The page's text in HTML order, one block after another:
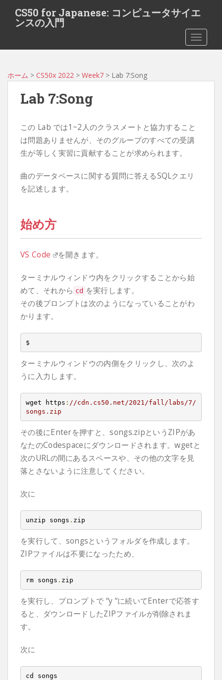
t
CS50 for Japanese: コンピュータサイエ
ンスの入門
ホーム > CS50x 2022 > Week7 > Lab 7:Song
Lab 7:Song
この Lab では1~2人のクラスメートと協力すること
は問題ありませんが、そのグループのすべての受講
生が等しく実習に貢献することが求められます。
曲のデータベースに関する質問に答えるSQLクエリ
を記述します。
始め方
VS Code を開きます。
ターミナルウィンドウ内をクリックすることから始
めて、それから cd を実行します。
その後プロンプトは次のようになっていることがわ
かります。
$
ターミナルウィンドウの内側をクリックし、次のよ
うに入力します。
wget https : //cdn.cs50.net/2021/fall/labs/7/
songs.zip
その後にEnterを押すと、songs.zipというZIPがあ
なたのCodespaceにダウンロードされます。wgetと
次のURLの間にあるスペースや、その他の文字を見
落とさないように注意してください。
次に
unzip songs . zip
を実行して、songsというフォルダを作成します。
ZIPファイルは不要になったため、
rm songs . zip
を実行し、プロンプトで “y “に続いてEnterで応答す
ると、ダウンロードしたZIPファイルが削除されま
す。
次に
cd songs